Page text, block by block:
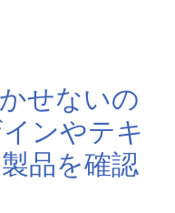
せないの
ンやテキ
品を確認